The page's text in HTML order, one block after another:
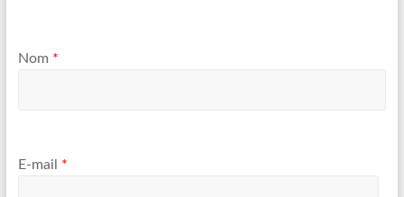
Nom *
E-mail *